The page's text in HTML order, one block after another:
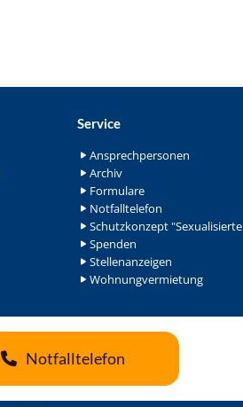
Service
Ansprechpersonen
Archiv
Formulare
Notfalltelefon
Schutzkonzept
Spenden
Stellenanzeigen
Wohnungvermietung
Notfalltelefon